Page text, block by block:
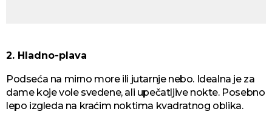
2. Hladno-plava
Podseća na mirno more ili jutarnje nebo. Idealna je za
dame koje vole svedene, ali upečatljive nokte. Posebno
lepo izgleda na kraćim noktima kvadratnog oblika.